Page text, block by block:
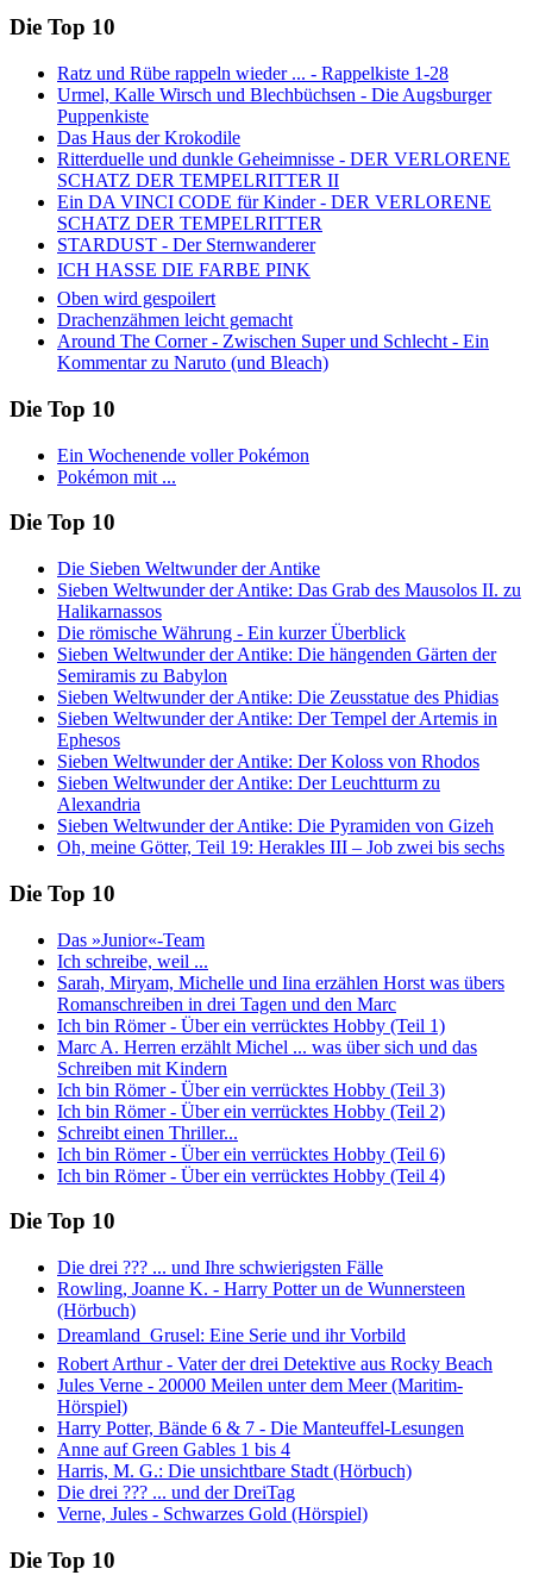
Die Top 10
Ratz und Rübe rappeln wieder ... - Rappelkiste 1-28
Urmel, Kalle Wirsch und Blechbüchsen - Die Augsburger
Puppenkiste
Das Haus der Krokodile
Ritterduelle und dunkle Geheimnisse - DER VERLORENE
SCHATZ DER TEMPELRITTER II
Ein DA VINCI CODE für Kinder - DER VERLORENE
SCHATZ DER TEMPELRITTER
STARDUST - Der Sternwanderer
ICH HASSE DIE FARBE PINK
Oben wird gespoilert
Drachenzähmen leicht gemacht
Around The Corner - Zwischen Super und Schlecht - Ein
Kommentar zu Naruto (und Bleach)
Die Top 10
Ein Wochenende voller Pokémon
Pokémon mit ...
Die Top 10
Die Sieben Weltwunder der Antike
Sieben Weltwunder der Antike: Das Grab des Mausolos II. zu
Halikarnassos
Die römische Währung - Ein kurzer Überblick
Sieben Weltwunder der Antike: Die hängenden Gärten der
Semiramis zu Babylon
Sieben Weltwunder der Antike: Die Zeusstatue des Phidias
Sieben Weltwunder der Antike: Der Tempel der Artemis in
Ephesos
Sieben Weltwunder der Antike: Der Koloss von Rhodos
Sieben Weltwunder der Antike: Der Leuchtturm zu
Alexandria
Sieben Weltwunder der Antike: Die Pyramiden von Gizeh
Oh, meine Götter, Teil 19: Herakles III – Job zwei bis sechs
Die Top 10
Das »Junior«-Team
Ich schreibe, weil ...
Sarah, Miryam, Michelle und Iina erzählen Horst was übers
Romanschreiben in drei Tagen und den Marc
Ich bin Römer - Über ein verrücktes Hobby (Teil 1)
Marc A. Herren erzählt Michel ... was über sich und das
Schreiben mit Kindern
Ich bin Römer - Über ein verrücktes Hobby (Teil 3)
Ich bin Römer - Über ein verrücktes Hobby (Teil 2)
Schreibt einen Thriller...
Ich bin Römer - Über ein verrücktes Hobby (Teil 6)
Ich bin Römer - Über ein verrücktes Hobby (Teil 4)
Die Top 10
Die drei ??? ... und Ihre schwierigsten Fälle
Rowling, Joanne K. - Harry Potter un de Wunnersteen
(Hörbuch)
Dreamland  Grusel: Eine Serie und ihr Vorbild
Robert Arthur - Vater der drei Detektive aus Rocky Beach
Jules Verne - 20000 Meilen unter dem Meer (Maritim-
Hörspiel)
Harry Potter, Bände 6 & 7 - Die Manteuffel-Lesungen
Anne auf Green Gables 1 bis 4
Harris, M. G.: Die unsichtbare Stadt (Hörbuch)
Die drei ??? ... und der DreiTag
Verne, Jules - Schwarzes Gold (Hörspiel)
Die Top 10